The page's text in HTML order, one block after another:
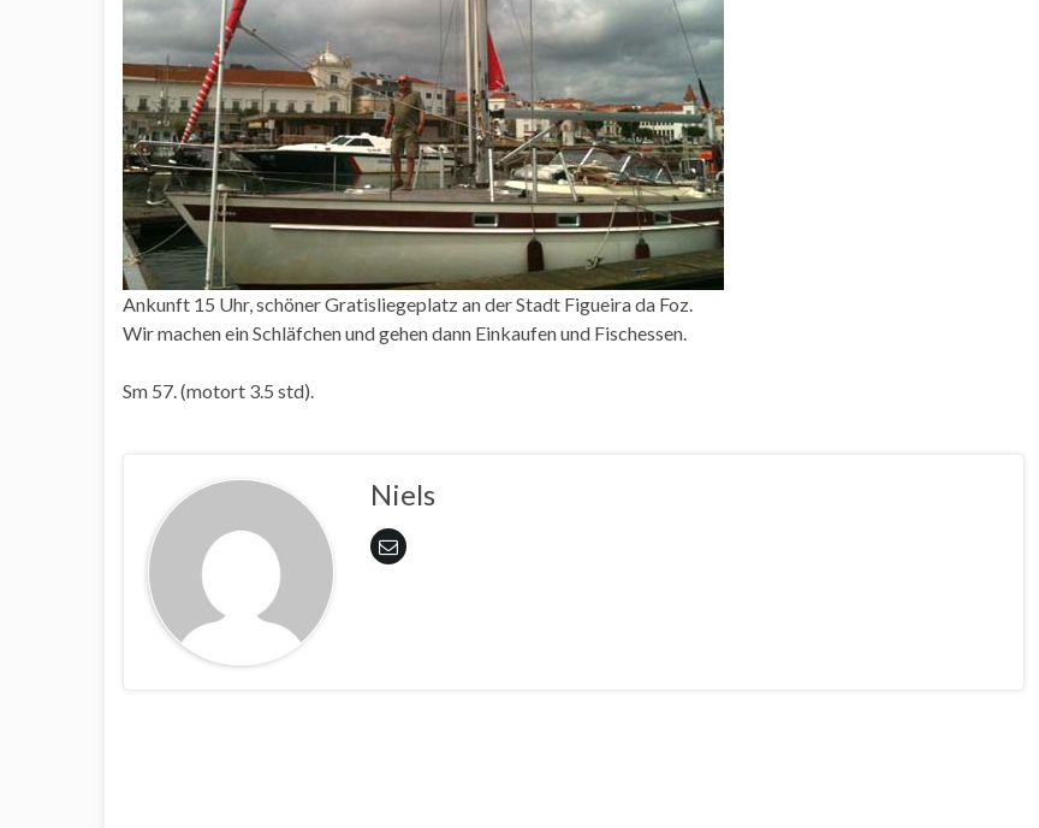
Ankunft 15 Uhr, schöner Gratisliegeplatz an der Stadt Figueira da Foz.
Wir machen ein Schläfchen und gehen dann Einkaufen und Fischessen.
Sm 57. (motort 3.5 std).
Niels